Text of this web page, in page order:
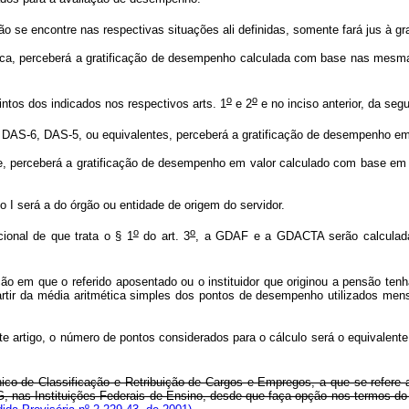
se encontre nas respectivas situações ali definidas, somente fará jus à
perceberá a gratificação de desempenho calculada com base nas
dos indicados nos respectivos arts. 1oe 2oe no inciso anterior, da
6, DAS-5, ou equivalentes, perceberá a gratificação de desempenho
a gratificação de desempenho em valor calculado com base
será a do órgão ou entidade de origem do servidor.
de que trata o § 1odo art. 3o, a GDAF e a GDACTA serão
em que o referido aposentado ou o instituidor que originou a pensão
da média aritmética simples dos pontos de desempenho utilizados
artigo, o número de pontos considerados para o cálculo será o
de Classificação e Retribuição de Cargos e Empregos, a que se refere
nas Instituições Federais de Ensino, desde que faça opção nos termos